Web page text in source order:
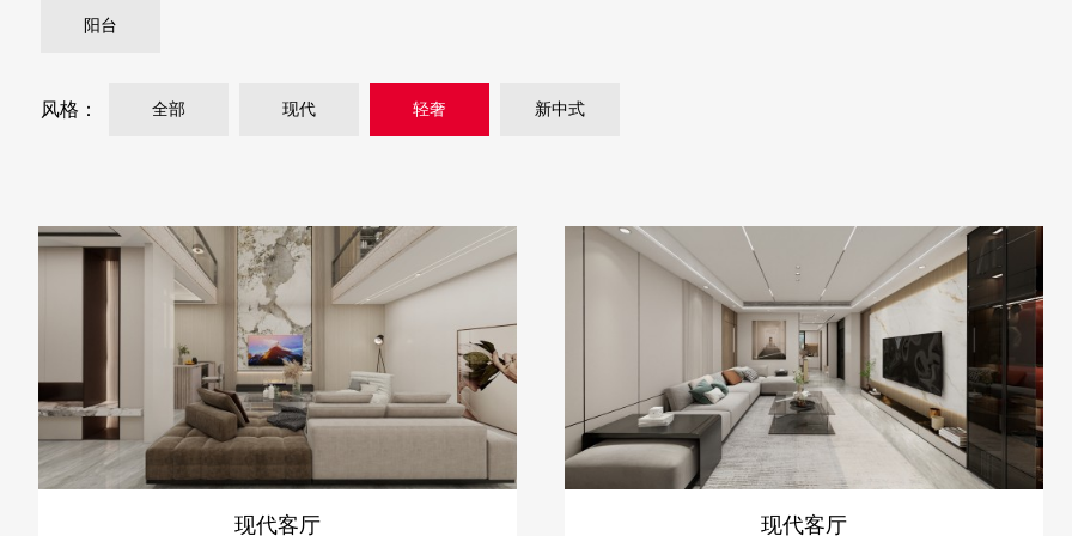
阳台
风格： 全部 现代 轻奢 新中式
现代客厅 现代客厅